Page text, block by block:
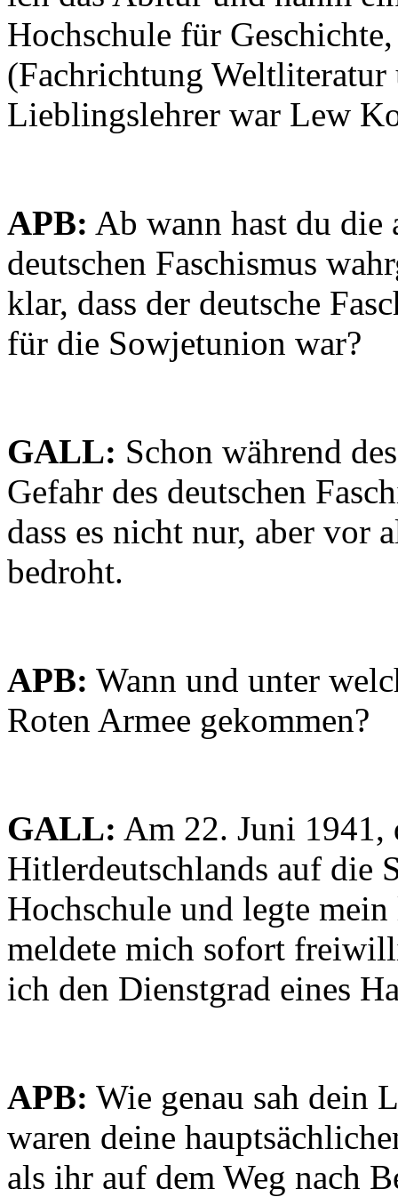
Hochschule für
(Fachrichtung
Lieblingslehrer war Lew
APB: Ab wann hast du die
deutschen Faschismus
klar, dass der deutsche
für die Sowjetunion war?
GALL: Schon während
Gefahr des deutschen
dass es nicht nur, aber vor
bedroht.
APB: Wann und unter
Roten Armee gekommen?
GALL: Am 22. Juni 1941,
Hitlerdeutschlands auf die
Hochschule und legte mein
meldete mich sofort
ich den Dienstgrad eines
APB: Wie genau sah dein
waren deine
als ihr auf dem Weg nach